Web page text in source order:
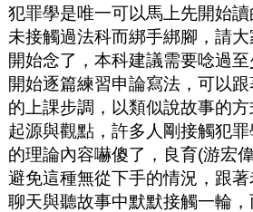
犯罪學是唯一可以馬上先開始
未接觸過法科而綁手綁腳，請
開始念了，本科建議需要唸過
開始逐篇練習申論寫法，可以
的上課步調，以類似說故事的
起源與觀點，許多人剛接觸犯
的理論內容嚇傻了，良育(游宏
避免這種無從下手的情況，跟
聊天與聽故事中默默接觸一輪